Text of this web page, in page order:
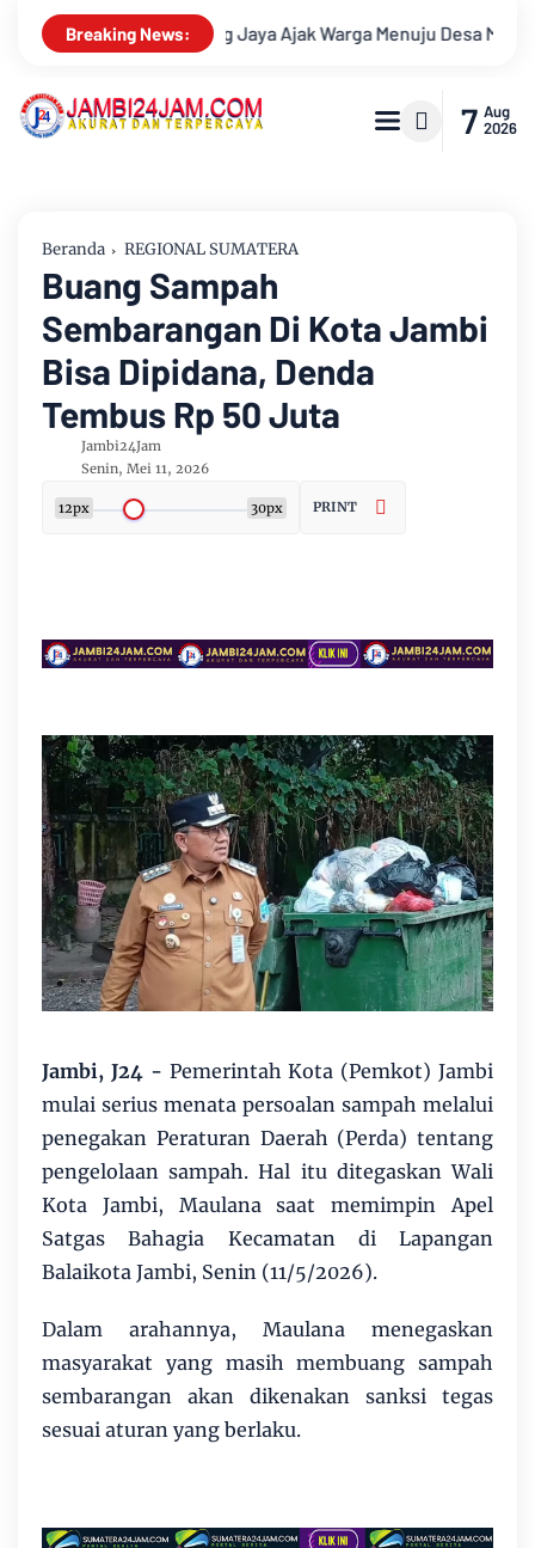
Breaking News:
Desa Mandiri 2026 Pemkab Muarojambi Mediasi Konflik
7 Aug
2026
Beranda REGIONAL SUMATERA
Buang Sampah
Sembarangan Di Kota Jambi
Bisa Dipidana, Denda
Tembus Rp 50 Juta
Jambi24Jam
Senin, Mei 11, 2026
12px 30px PRINT
Jambi, J24 - Pemerintah Kota (Pemkot) Jambi
mulai serius menata persoalan sampah melalui
penegakan Peraturan Daerah (Perda) tentang
pengelolaan sampah. Hal itu ditegaskan Wali
Kota Jambi, Maulana saat memimpin Apel
Satgas Bahagia Kecamatan di Lapangan
Balaikota Jambi, Senin (11/5/2026).
Dalam arahannya, Maulana menegaskan
masyarakat yang masih membuang sampah
sembarangan akan dikenakan sanksi tegas
sesuai aturan yang berlaku.